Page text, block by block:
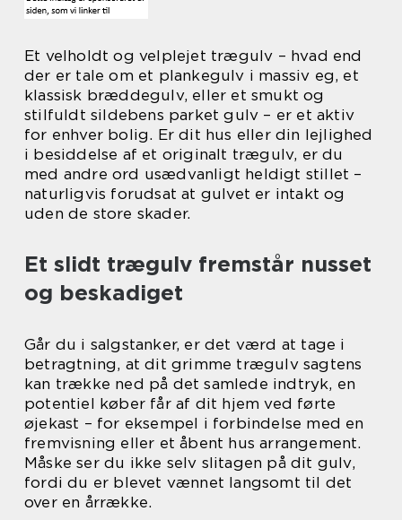
Et velholdt og velplejet trægulv – hvad end
der er tale om et plankegulv i massiv eg, et
klassisk bræddegulv, eller et smukt og
stilfuldt sildebens parket gulv – er et aktiv
for enhver bolig. Er dit hus eller din lejlighed
i besiddelse af et originalt trægulv, er du
med andre ord usædvanligt heldigt stillet –
naturligvis forudsat at gulvet er intakt og
uden de store skader.
Et slidt trægulv fremstår nusset
og beskadiget
Går du i salgstanker, er det værd at tage i
betragtning, at dit grimme trægulv sagtens
kan trække ned på det samlede indtryk, en
potentiel køber får af dit hjem ved førte
øjekast – for eksempel i forbindelse med en
fremvisning eller et åbent hus arrangement.
Måske ser du ikke selv slitagen på dit gulv,
fordi du er blevet vænnet langsomt til det
over en årrække.